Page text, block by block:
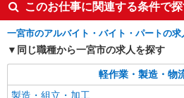
このお仕事に関連する条件で
一宮市のアルバイト・バイト・パートの求
同じ職種から一宮市の求人を探す
軽作業・製造・物
製造・組立・加工